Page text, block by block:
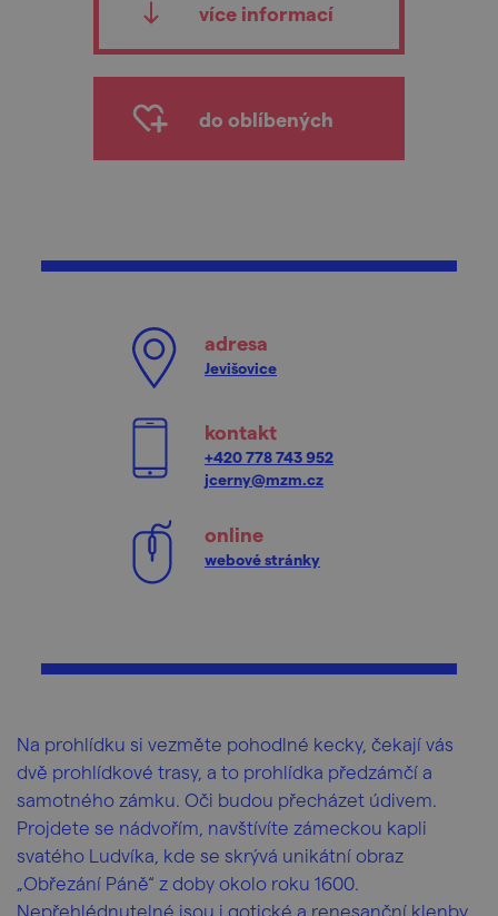
více informací
do oblíbených
adresa
Jevišovice
kontakt
+420 778 743 952
jcerny@mzm.cz
online
webové stránky
Na prohlídku si vezměte pohodlné kecky, čekají vás
dvě prohlídkové trasy, a to prohlídka předzámčí a
samotného zámku. Oči budou přecházet údivem.
Projdete se nádvořím, navštívíte zámeckou kapli
svatého Ludvíka, kde se skrývá unikátní obraz
„Obřezání Páně“ z doby okolo roku 1600.
Nepřehlédnutelné jsou i gotické a renesanční klenby